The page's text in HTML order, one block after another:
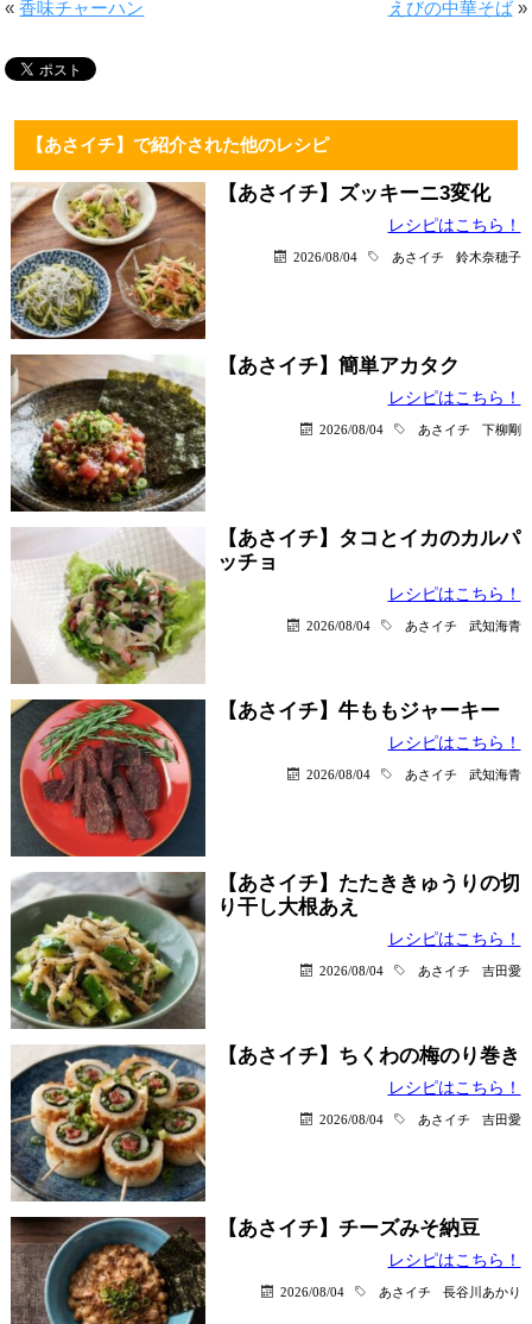
«香味チャーハン えびの中華そば»
【あさイチ】で紹介された他のレシピ
【あさイチ】ズッキーニ3変化
レシピはこちら！
2026/08/04 あさイチ 鈴木奈穂子
【あさイチ】簡単アカタク
レシピはこちら！
2026/08/04 あさイチ 下柳剛
【あさイチ】タコとイカのカルパ
ッチョ
レシピはこちら！
2026/08/04 あさイチ 武知海青
【あさイチ】牛ももジャーキー
レシピはこちら！
2026/08/04 あさイチ 武知海青
【あさイチ】たたききゅうりの切
り干し大根あえ
レシピはこちら！
2026/08/04 あさイチ 吉田愛
【あさイチ】ちくわの梅のり巻き
レシピはこちら！
2026/08/04 あさイチ 吉田愛
【あさイチ】チーズみそ納豆
レシピはこちら！
2026/08/04 あさイチ 長谷川あかり